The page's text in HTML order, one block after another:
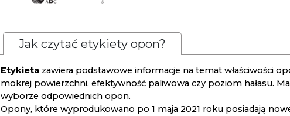
Jak czytać etykiety opon?
Etykieta zawiera podstawowe informacje na temat właściwości
mokrej powierzchni, efektywność paliwowa czy poziom hałasu.
wyborze odpowiednich opon.
Opony, które wyprodukowano po 1 maja 2021 roku posiadają